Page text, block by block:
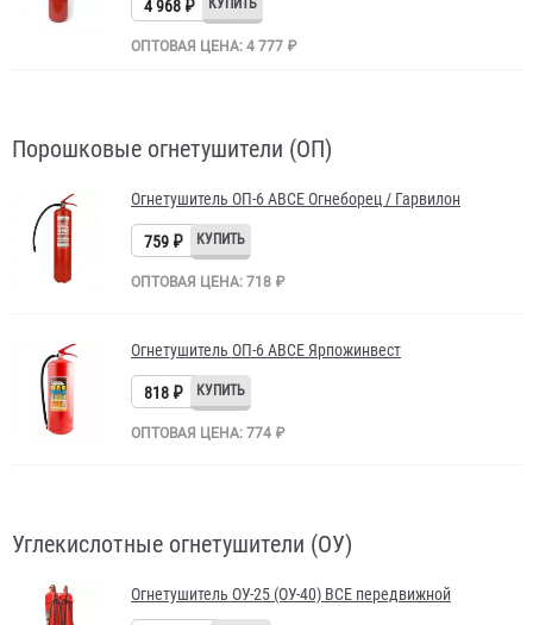
4 968 ₽
ОПТОВАЯ ЦЕНА: 4 777 ₽
Порошковые огнетушители (ОП)
Огнетушитель ОП-6 АВСЕ Огнеборец / Гарвилон
759 ₽
ОПТОВАЯ ЦЕНА: 718 ₽
Огнетушитель ОП-6 АВСЕ Ярпожинвест
818 ₽
ОПТОВАЯ ЦЕНА: 774 ₽
Углекислотные огнетушители (ОУ)
Огнетушитель ОУ-25 (ОУ-40) BCE передвижной